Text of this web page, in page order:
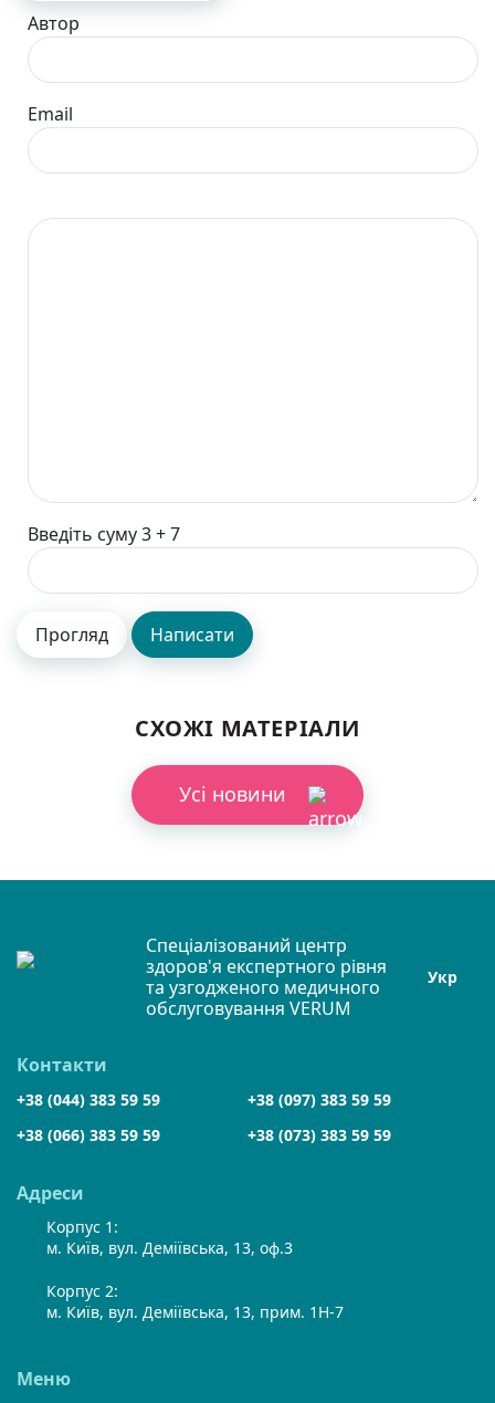
Автор
Email
Введіть суму 3 + 7
СХОЖІ МАТЕРІАЛИ
Усі новини
Спеціалізований центр
здоров'я експертного рівня
та узгодженого медичного
обслуговування VERUM
Укр
Адреси
Корпус 1:
м. Київ, вул. Деміївська, 13, оф.3
Корпус 2:
м. Київ, вул. Деміївська, 13, прим. 1Н-7
Меню
Контакти
+38 (044) 383 59 59
+38 (097) 383 59 59
+38 (066) 383 59 59
+38 (073) 383 59 59